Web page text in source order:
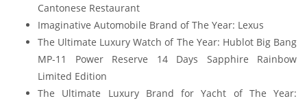
Cantonese Restaurant
Imaginative Automobile Brand of The Year: Lexus
The Ultimate Luxury Watch of The Year: Hublot Big Bang
MP-11 Power Reserve 14 Days Sapphire Rainbow
Limited Edition
The Ultimate Luxury Brand for Yacht of The Year: